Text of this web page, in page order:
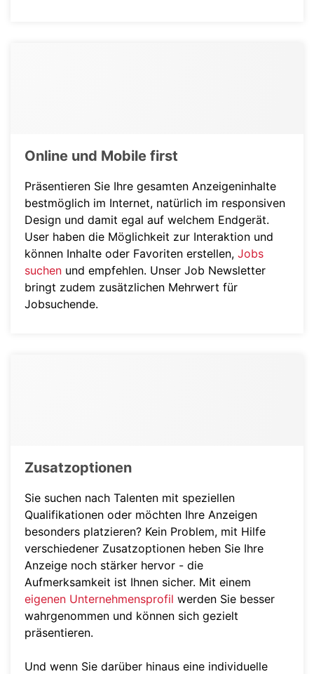
Online und Mobile first
Präsentieren Sie Ihre gesamten Anzeigeninhalte
bestmöglich im Internet, natürlich im responsiven
Design und damit egal auf welchem Endgerät.
User haben die Möglichkeit zur Interaktion und
können Inhalte oder Favoriten erstellen, Jobs
suchen und empfehlen. Unser Job Newsletter
bringt zudem zusätzlichen Mehrwert für
Jobsuchende.
Zusatzoptionen
Sie suchen nach Talenten mit speziellen
Qualifikationen oder möchten Ihre Anzeigen
besonders platzieren? Kein Problem, mit Hilfe
verschiedener Zusatzoptionen heben Sie Ihre
Anzeige noch stärker hervor - die
Aufmerksamkeit ist Ihnen sicher. Mit einem
eigenen Unternehmensprofil werden Sie besser
wahrgenommen und können sich gezielt
präsentieren.
Und wenn Sie darüber hinaus eine individuelle